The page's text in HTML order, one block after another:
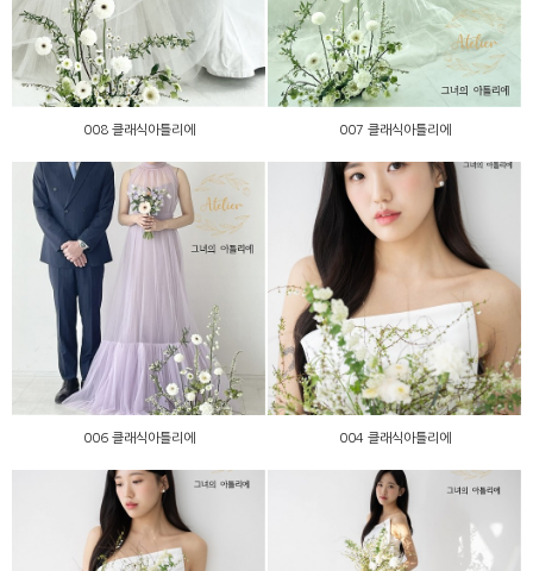
008 클래식아틀리에 007 클래식아틀리에
006 클래식아틀리에
006 클래식아틀리에
004 클래식아틀리에
004 클래식아틀리에